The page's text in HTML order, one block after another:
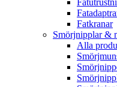
Fatkranar
Smörjnipplar &
Alla